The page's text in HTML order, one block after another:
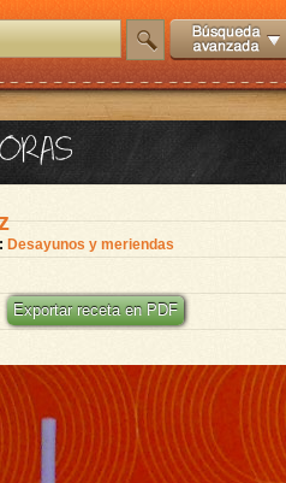
Desayunos y meriendas
Exportar receta en PDF